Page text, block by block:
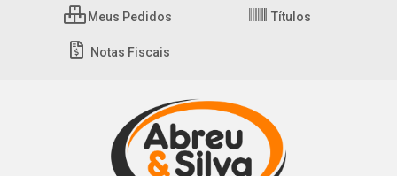
Meus Pedidos Títulos
Notas Fiscais